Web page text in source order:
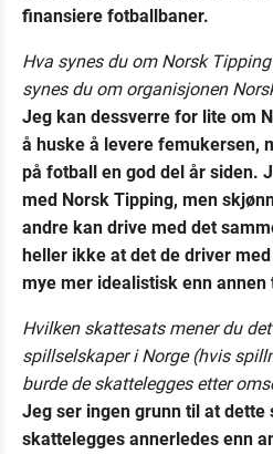
finansiere fotballbaner.
Hva synes du om Norsk
synes du om organisjonen
Jeg kan dessverre for lite om
å huske å levere femukersen,
på fotball en god del år siden.
med Norsk Tipping, men
andre kan drive med det
heller ikke at det de driver
mye mer idealistisk enn annen
Hvilken skattesats mener du
spillselskaper i Norge (hvis
burde de skattelegges etter
Jeg ser ingen grunn til at
skattelegges annerledes enn